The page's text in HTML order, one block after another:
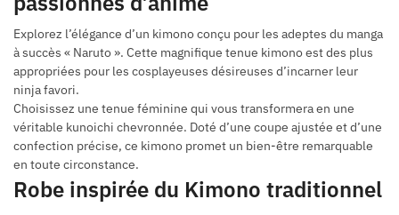
Explorez l’élégance d’un kimono conçu pour les adeptes du manga
à succès « Naruto ». Cette magnifique tenue kimono est des plus
appropriées pour les cosplayeuses désireuses d’incarner leur
ninja favori.
Choisissez une tenue féminine qui vous transformera en une
véritable kunoichi chevronnée. Doté d’une coupe ajustée et d’une
confection précise, ce kimono promet un bien-être remarquable
en toute circonstance.
Robe inspirée du Kimono traditionnel